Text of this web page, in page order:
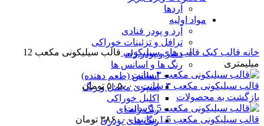
آردها
مواد اولیه
آرد و پودر قنادی
ترافل و تزئینات خوراکی
دسر و پودر ژله
رنگ ها و اسانس ها
اسانس (طعم دهنده)
اسپری مخمل و رنگ
اکلیل خوراکی
رنگ ژله ای
رنگ های پودری
برای بزرگنمایی کلیک کنید
خانه قالب کیک قالب های سیلیکونی
قالب سیلیکونی مکعب 12
میلیمتری
قالب سیلیکونی مکعب ۳ سانت ۵۰۵۰۰۰ تومان
بازگشت به محصولات
قالب سیلیکونی مکعب 1.5 سانت ۳۸۶۰۰۰ تومان